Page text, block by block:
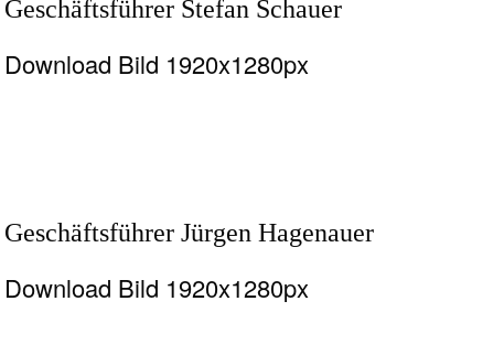
Geschäftsführer Stefan Schauer
Download Bild 1920x1280px
Geschäftsführer Jürgen Hagenauer
Download Bild 1920x1280px